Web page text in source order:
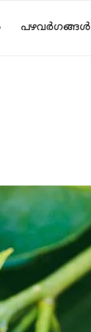
പഴവർഗങ്ങൾ